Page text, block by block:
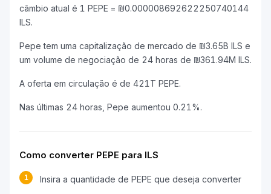
câmbio atual é 1 PEPE = ₪0.000008692622250740144
ILS.
Pepe tem uma capitalização de mercado de ₪3.65B ILS e
um volume de negociação de 24 horas de ₪361.94M ILS.
A oferta em circulação é de 421T PEPE.
Nas últimas 24 horas, Pepe aumentou 0.21%.
Como converter PEPE para ILS
1 Insira a quantidade de PEPE que deseja converter